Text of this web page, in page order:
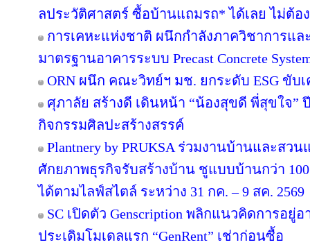
ลประวัติศาสตร์ ซื้อบ้านแถมรถ* ได้เลย ไม่ต้อ
การเคหะแห่งชาติ ผนึกกำลังภาควิชาการแ
มาตรฐานอาคารระบบ Precast Concrete
ORN ผนึก คณะวิทย์ฯ มช. ยกระดับ ESG ขับ
ศุภาลัย สร้างดี เดินหน้า “น้องสุขดี พี่สุขใจ”
กิจกรรมศิลปะสร้างสรรค์
Plantnery by PRUKSA ร่วมงานบ้านและสวน
ศักยภาพธุรกิจรับสร้างบ้าน ชูแบบบ้านกว่า
ได้ตามไลฟ์สไตล์ ระหว่าง 31 กค. – 9 สค. 2569
SC เปิดตัว Genscription พลิกแนวคิดการอ
ประเดิมโมเดลแรก “GenRent” เช่าก่อนซื้อ